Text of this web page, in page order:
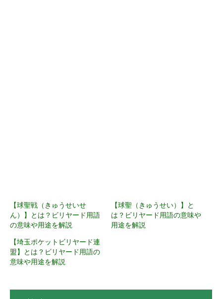
【球聖戦（きゅうせいせ
ん）】とは？ビリヤード用語
の意味や用途を解説
【球聖（きゅうせい）】と
は？ビリヤード用語の意味や
用途を解説
【埼玉ポケットビリヤード連
盟】とは？ビリヤード用語の
意味や用途を解説